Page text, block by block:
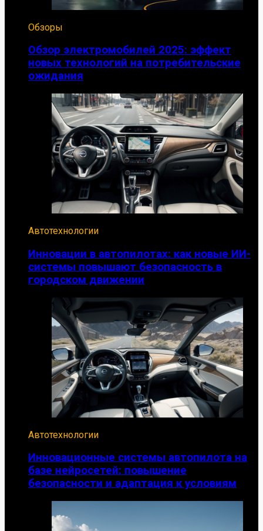
Обзоры
Обзор электромобилей 2025: эффект
новых технологий на потребительские
ожидания
Автотехнологии
Инновации в автопилотах: как новые ИИ-
системы повышают безопасность в
городском движении
Автотехнологии
Инновационные системы автопилота на
базе нейросетей: повышение
безопасности и адаптация к условиям